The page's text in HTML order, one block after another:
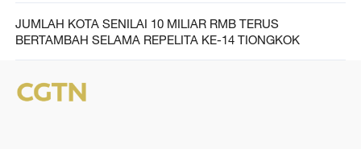
JUMLAH KOTA SENILAI 10 MILIAR RMB TERUS
BERTAMBAH SELAMA REPELITA KE-14 TIONGKOK